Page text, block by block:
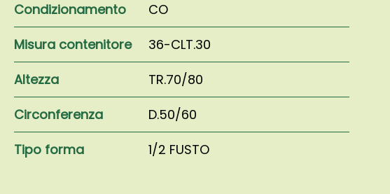
Condizionamento
CO
Misura contenitore
36-CLT.30
Altezza
TR.70/80
Circonferenza
D.50/60
Tipo forma
1/2 FUSTO